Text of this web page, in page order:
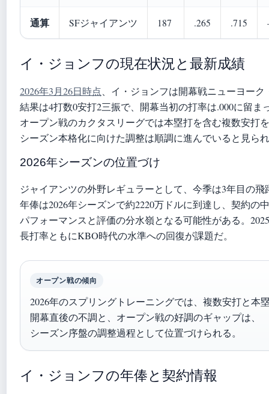
通算 SFジャイアンツ 187 .265 .715
イ・ジョンフの現在状況と最新成績
2026年3月26日時点、イ・ジョンフは開幕戦ニューヨー
結果は4打数0安打2三振で、開幕当初の打率は.000に留ま
オープン戦のカクタスリーグでは本塁打を含む複数安打
シーズン本格化に向けた調整は順調に進んでいると見ら
2026年シーズンの位置づけ
ジャイアンツの外野レギュラーとして、今季は3年目の
年俸は2026年シーズンで約2220万ドルに到達し、契約の
パフォーマンスと評価の分水嶺となる可能性がある。
長打率ともにKBO時代の水準への回復が課題だ。
オープン戦の傾向
2026年のスプリングトレーニングでは、複数安打と本
開幕直後の不調と、オープン戦の好調のギャップは、
シーズン序盤の調整過程として位置づけられる。
イ・ジョンフの年俸と契約情報